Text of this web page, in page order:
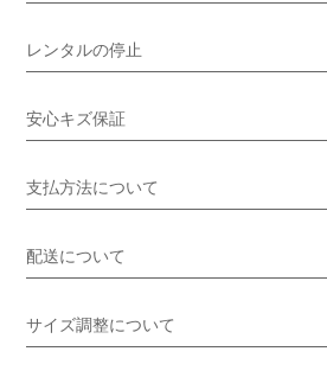
レンタルの停止
安心キズ保証
支払方法について
配送について
サイズ調整について